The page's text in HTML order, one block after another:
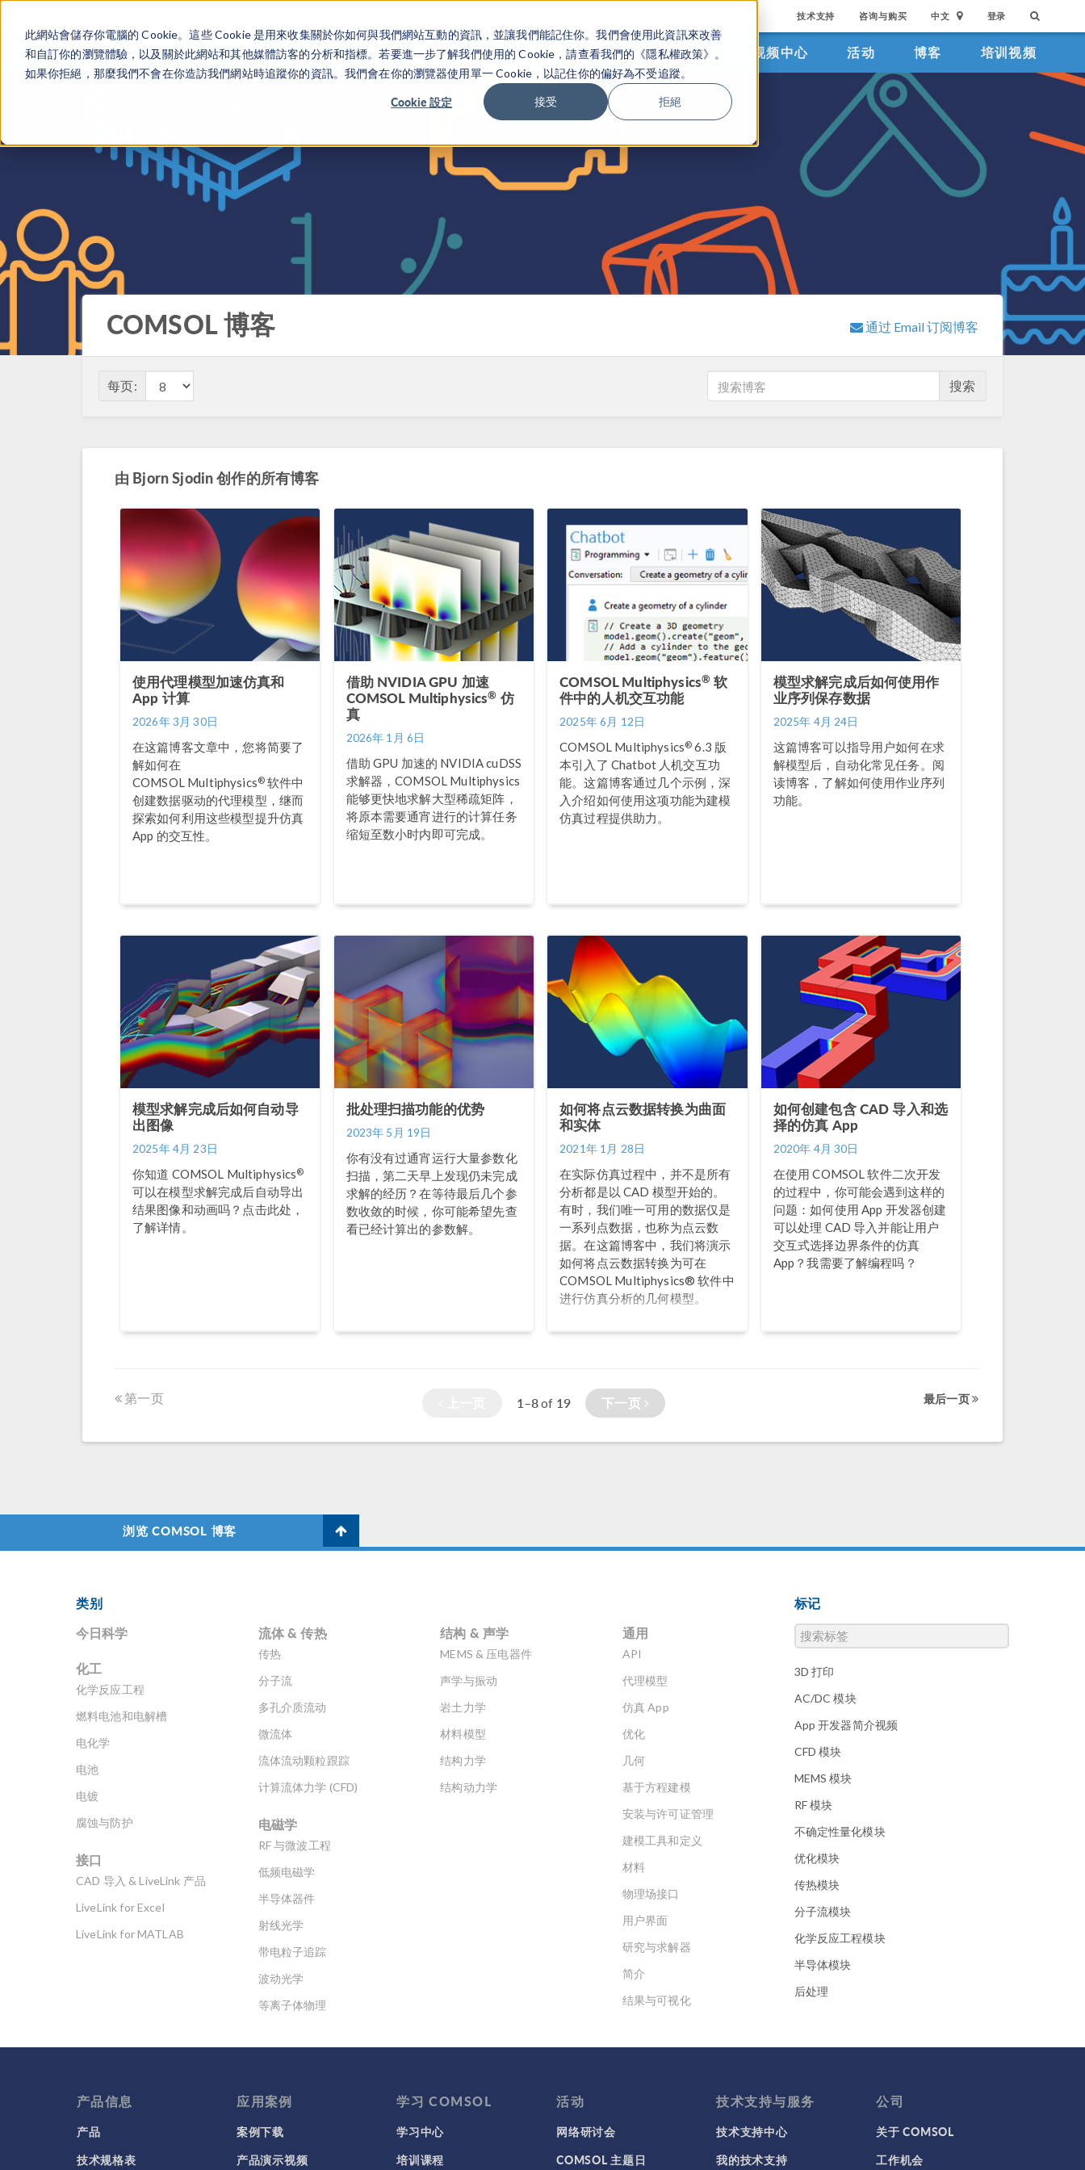
此網站會儲存你電腦的 Cookie。這些 Cookie 是用來收集關於你如何與我們網站互動的資訊，並讓我們能記住你。我們會使用此資訊來改善
和自訂你的瀏覽體驗，以及關於此網站和其他媒體訪客的分析和指標。若要進一步了解我們使用的 Cookie，請查看我們的《隱私權政策》。
如果你拒絕，那麼我們不會在你造訪我們網站時追蹤你的資訊。我們會在你的瀏覽器使用單一 Cookie，以記住你的偏好為不受追蹤。
Cookie 設定 接受 拒絕
技术支持 咨询与购买 中文 登录
产品 行业应用 视频中心 活动 博客 培训视频
COMSOL 博客 通过 Email 订阅博客
每页: 搜索
由 Bjorn Sjodin创作的所有博客
使用代理模型加速仿真和
App 计算
2026年 3月 30日
在这篇博客文章中，您将简要了
解如何在
COMSOL Multiphysics® 软件中
创建数据驱动的代理模型，继而
探索如何利用这些模型提升仿真
App 的交互性。
借助 NVIDIA GPU 加速
COMSOL Multiphysics® 仿
真
2026年 1月 6日
借助 GPU 加速的 NVIDIA cuDSS
求解器，COMSOL Multiphysics
能够更快地求解大型稀疏矩阵，
将原本需要通宵进行的计算任务
缩短至数小时内即可完成。
COMSOL Multiphysics® 软
件中的人机交互功能
2025年 6月 12日
COMSOL Multiphysics® 6.3 版
本引入了 Chatbot 人机交互功
能。这篇博客通过几个示例，深
入介绍如何使用这项功能为建模
仿真过程提供助力。
模型求解完成后如何使用作
业序列保存数据
2025年 4月 24日
这篇博客可以指导用户如何在求
解模型后，自动化常见任务。阅
读博客，了解如何使用作业序列
功能。
模型求解完成后如何自动导
出图像
2025年 4月 23日
你知道 COMSOL Multiphysics®
可以在模型求解完成后自动导出
结果图像和动画吗？点击此处，
了解详情。
批处理扫描功能的优势
2023年 5月 19日
你有没有过通宵运行大量参数化
扫描，第二天早上发现仍未完成
求解的经历？在等待最后几个参
数收敛的时候，你可能希望先查
看已经计算出的参数解。
如何将点云数据转换为曲面
和实体
2021年 1月 28日
在实际仿真过程中，并不是所有
分析都是以 CAD 模型开始的。
有时，我们唯一可用的数据仅是
一系列点数据，也称为点云数
据。在这篇博客中，我们将演示
如何将点云数据转换为可在
COMSOL Multiphysics® 软件中
进行仿真分析的几何模型。
如何创建包含 CAD 导入和选
择的仿真 App
2020年 4月 30日
在使用 COMSOL 软件二次开发
的过程中，你可能会遇到这样的
问题：如何使用 App 开发器创建
可以处理 CAD 导入并能让用户
交互式选择边界条件的仿真
App？我需要了解编程吗？
第一页 1–8of 19 下一页 最后一页
浏览 COMSOL 博客
类别
今日科学
化工
化学反应工程
燃料电池和电解槽
电化学
电池
电镀
腐蚀与防护
接口
CAD 导入 & LiveLink 产品
LiveLink for Excel
LiveLink for MATLAB
流体 & 传热
传热
分子流
多孔介质流动
微流体
流体流动颗粒跟踪
计算流体力学 (CFD)
电磁学
RF 与微波工程
低频电磁学
半导体器件
射线光学
带电粒子追踪
波动光学
等离子体物理
结构 & 声学
MEMS & 压电器件
声学与振动
岩土力学
材料模型
结构力学
结构动力学
通用
API
代理模型
仿真 App
优化
几何
基于方程建模
安装与许可证管理
建模工具和定义
材料
物理场接口
用户界面
研究与求解器
简介
结果与可视化
标记
3D 打印
AC/DC 模块
App 开发器简介视频
CFD 模块
MEMS 模块
RF 模块
不确定性量化模块
优化模块
传热模块
分子流模块
化学反应工程模块
半导体模块
后处理
地热能系列
复合材料模块
产品信息
产品
技术规格表
应用案例
案例下载
产品演示视频
学习 COMSOL
学习中心
培训课程
活动
网络研讨会
COMSOL 主题日
技术支持与服务
技术支持中心
我的技术支持
公司
关于 COMSOL
工作机会